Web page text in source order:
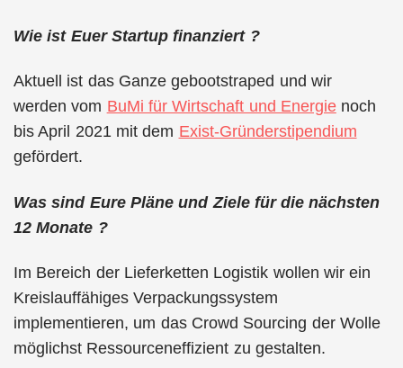
Wie ist Euer Startup finanziert ?
Aktuell ist das Ganze gebootstraped und wir
werden vom BuMi für Wirtschaft und Energienoch
bis April 2021 mit dem Exist-Gründerstipendium
gefördert.
Was sind Eure Pläne und Ziele für die nächsten
12 Monate ?
Im Bereich der Lieferketten Logistik wollen wir ein
Kreislauffähiges Verpackungssystem
implementieren, um das Crowd Sourcing der Wolle
möglichst Ressourceneffizient zu gestalten.